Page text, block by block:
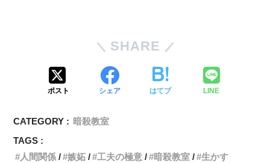
SHARE
ポスト シェア はてブ LINE
CATEGORY : 暗殺教室
TAGS :
人間関係
嫉妬 工夫の極意 暗殺教室 生かす